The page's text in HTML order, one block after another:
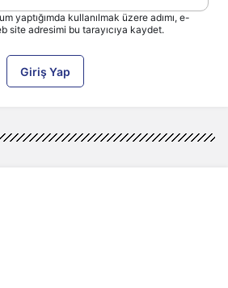
yaptığımda kullanılmak üzere adımı, e-
site adresimi bu tarayıcıya kaydet.
Giriş Yap